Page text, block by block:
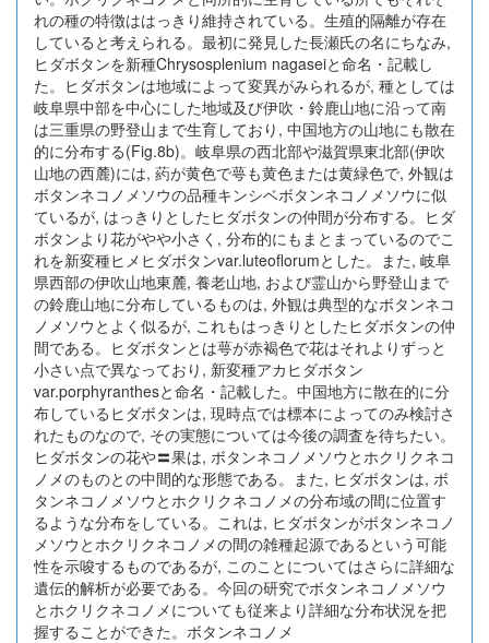
れの種の特徴ははっきり維持されている。生殖的隔離が存在
していると考えられる。最初に発見した長瀬氏の名にちなみ,
ヒダボタンを新種Chrysosplenium nagaseiと命名・記載し
た。ヒダボタンは地域によって変異がみられるが, 種としては
岐阜県中部を中心にした地域及び伊吹・鈴鹿山地に沿って南
は三重県の野登山まで生育しており, 中国地方の山地にも散在
的に分布する(Fig.8b)。岐阜県の西北部や滋賀県東北部(伊吹
山地の西麓)には, 葯が黄色で萼も黄色または黄緑色で, 外観は
ボタンネコノメソウの品種キンシベボタンネコノメソウに似
ているが, はっきりとしたヒダボタンの仲間が分布する。ヒダ
ボタンより花がやや小さく, 分布的にもまとまっているのでこ
れを新変種ヒメヒダボタンvar.luteoflorumとした。また, 岐阜
県西部の伊吹山地東麓, 養老山地, および霊山から野登山まで
の鈴鹿山地に分布しているものは, 外観は典型的なボタンネコ
ノメソウとよく似るが, これもはっきりとしたヒダボタンの仲
間である。ヒダボタンとは萼が赤褐色で花はそれよりずっと
小さい点で異なっており, 新変種アカヒダボタン
var.porphyranthesと命名・記載した。中国地方に散在的に分
布しているヒダボタンは, 現時点では標本によってのみ検討さ
れたものなので, その実態については今後の調査を待ちたい。
ヒダボタンの花や〓果は, ボタンネコノメソウとホクリクネコ
ノメのものとの中間的な形態である。また, ヒダボタンは, ボ
タンネコノメソウとホクリクネコノメの分布域の間に位置す
るような分布をしている。これは, ヒダボタンがボタンネコノ
メソウとホクリクネコノメの間の雑種起源であるという可能
性を示唆するものであるが, このことについてはさらに詳細な
遺伝的解析が必要である。今回の研究でボタンネコノメソウ
とホクリクネコノメについても従来より詳細な分布状況を把
握することができた。ボタンネコノメ